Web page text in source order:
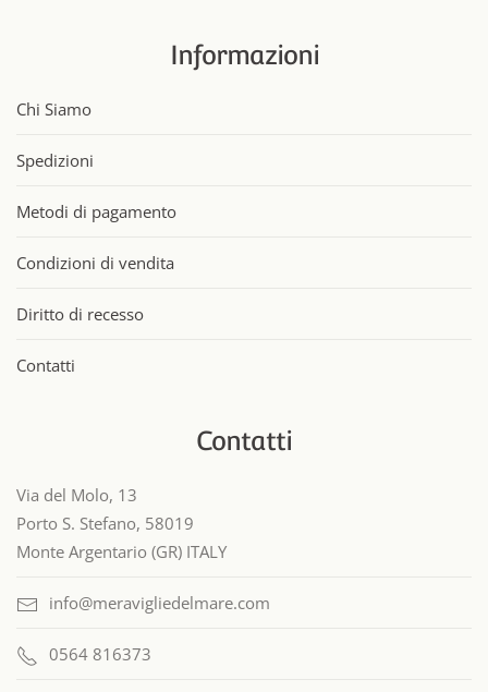
Informazioni
Chi Siamo
Spedizioni
Metodi di pagamento
Condizioni di vendita
Diritto di recesso
Contatti
Contatti
Via del Molo, 13
Porto S. Stefano, 58019
Monte Argentario (GR) ITALY
info@meravigliedelmare.com
0564 816373